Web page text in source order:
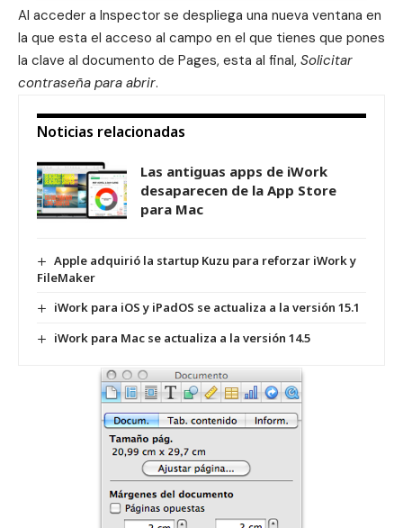
Al acceder a Inspector se despliega una nueva ventana en
la que esta el acceso al campo en el que tienes que pones
la clave al documento de Pages, esta al final, Solicitar
contraseña para abrir.
Noticias relacionadas
Las antiguas apps de iWork
desaparecen de la App Store
para Mac
Apple adquirió la startup Kuzu para reforzar iWork y
FileMaker
iWork para iOS y iPadOS se actualiza a la versión 15.1
iWork para Mac se actualiza a la versión 14.5